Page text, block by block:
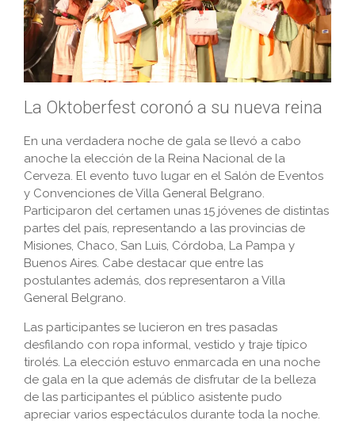
La Oktoberfest coronó a su nueva reina
En una verdadera noche de gala se llevó a cabo
anoche la elección de la Reina Nacional de la
Cerveza. El evento tuvo lugar en el Salón de Eventos
y Convenciones de Villa General Belgrano.
Participaron del certamen unas 15 jóvenes de distintas
partes del país, representando a las provincias de
Misiones, Chaco, San Luis, Córdoba, La Pampa y
Buenos Aires. Cabe destacar que entre las
postulantes además, dos representaron a Villa
General Belgrano.
Las participantes se lucieron en tres pasadas
desfilando con ropa informal, vestido y traje típico
tirolés. La elección estuvo enmarcada en una noche
de gala en la que además de disfrutar de la belleza
de las participantes el público asistente pudo
apreciar varios espectáculos durante toda la noche.